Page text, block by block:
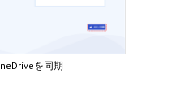
を同期